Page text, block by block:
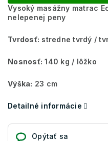
Vysoký masážny matrac
nelepenej peny
Tvrdosť: stredne tvrdý /
Nosnosť: 140 kg / lôžko
Výška: 23 cm
Detailné informácie
Opýtať sa